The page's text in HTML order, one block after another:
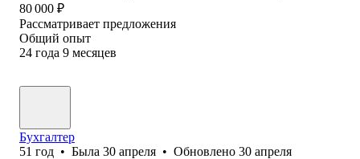
80 000 ₽
Рассматривает предложения
Общий опыт
24 года 9 месяцев
Бухгалтер
51 год • Была 30 апреля • Обновлено 30 апреля